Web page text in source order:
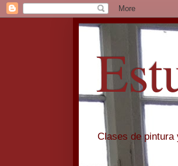
Clases de pintura